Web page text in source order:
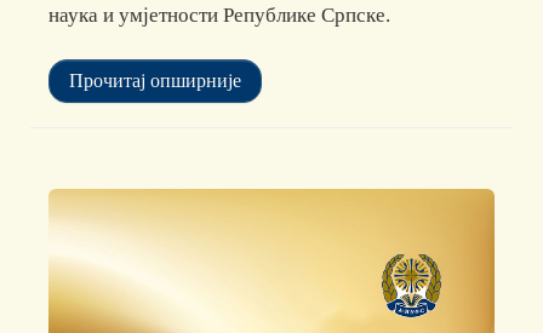
наука и умјетности Републике Српске.
Прочитај опширније